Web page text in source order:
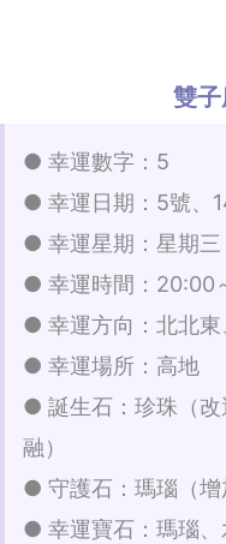
雙
● 幸運數字：5
● 幸運日期：5號、
● 幸運星期：星期三
● 幸運時間：20:00
● 幸運方向：北北東
● 幸運場所：高地
● 誕生石：珍珠（改
融）
● 守護石：瑪瑙（增
● 幸運寶石：瑪瑙、